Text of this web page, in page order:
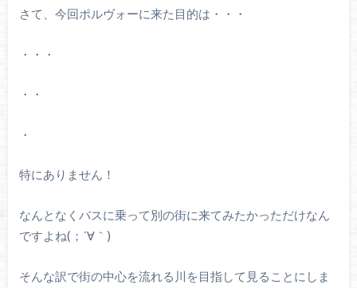
さて、今回ポルヴォーに来た目的は・・・
・・・
・・
・
特にありません！
なんとなくバスに乗って別の街に来てみたかっただけなん
ですよね(；´∀｀)
そんな訳で街の中心を流れる川を目指して見ることにしま